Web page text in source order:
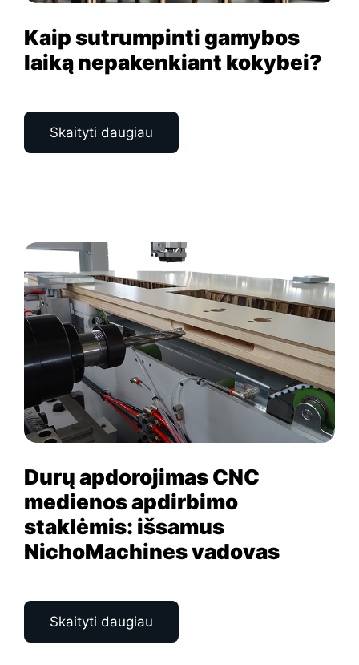
Kaip sutrumpinti gamybos
laiką nepakenkiant kokybei?
Skaityti daugiau
Durų apdorojimas CNC
medienos apdirbimo
staklėmis: išsamus
NichoMachines vadovas
Skaityti daugiau